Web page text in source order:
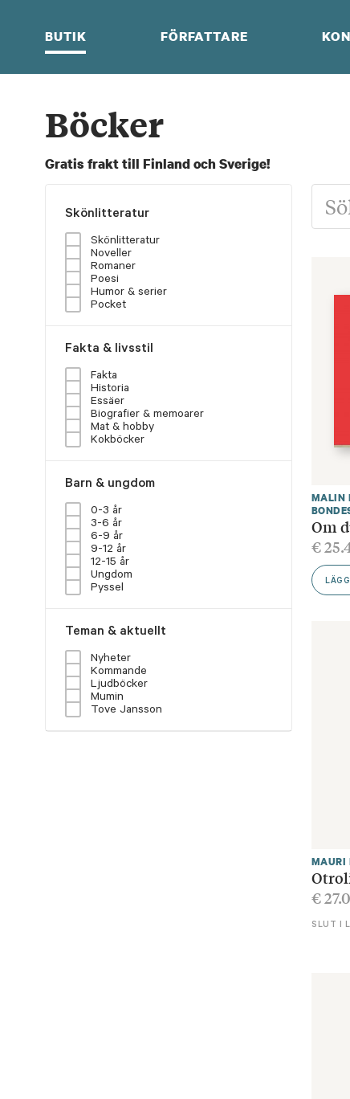
BUTIK FÖRFATTARE
Böcker
Gratis frakt till Finland och Sverige!
Skönlitteratur
Skönlitteratur
Noveller
Romaner
Poesi
Humor & serier
Pocket
Fakta & livsstil
Fakta
Historia
Essäer
Biografier & memoarer
Mat & hobby
Kokböcker
Barn & ungdom
0-3 år
3-6 år
6-9 år
9-12 år
12-15 år
Ungdom
Pyssel
Teman & aktuellt
Nyheter
Kommande
Ljudböcker
Mumin
Tove Jansson
MALIN
Om
€
MAURI
€
SLUT I